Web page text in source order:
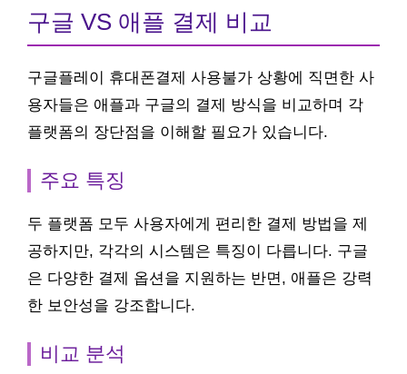
구글 VS 애플 결제 비교
구글플레이 휴대폰결제 사용불가 상황에 직면한 사
용자들은 애플과 구글의 결제 방식을 비교하며 각
플랫폼의 장단점을 이해할 필요가 있습니다.
주요 특징
두 플랫폼 모두 사용자에게 편리한 결제 방법을 제
공하지만, 각각의 시스템은 특징이 다릅니다. 구글
은 다양한 결제 옵션을 지원하는 반면, 애플은 강력
한 보안성을 강조합니다.
비교 분석